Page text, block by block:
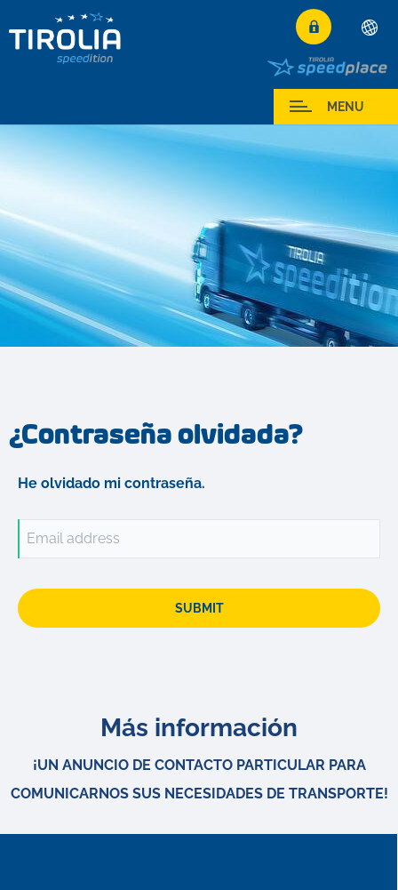
Deutsch
English
Français
Italiano
Polski
Česky
Magyar
Hrvatski
Română
MENU
¿Contraseña olvidada?
He olvidado mi contraseña.
Email address
SUBMIT
Más información
¡UN ANUNCIO DE CONTACTO PARTICULAR PARA
COMUNICARNOS SUS NECESIDADES DE TRANSPORTE!